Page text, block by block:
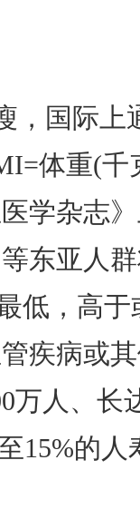
，国际
体重(千
学杂志
东亚人
低，高
疾病或
万人、长
15%的人